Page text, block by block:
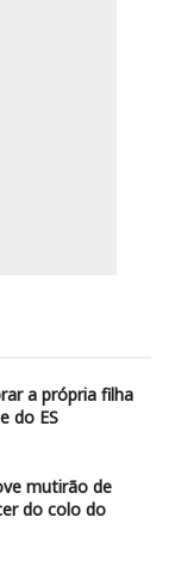
a própria filha
do ES
mutirão de
do colo do